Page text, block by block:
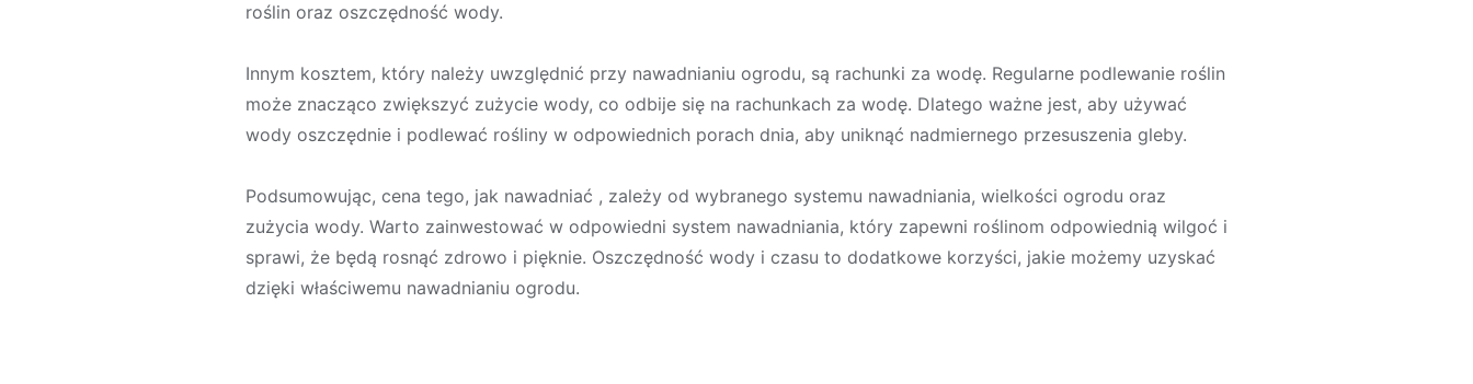
roślin oraz oszczędność wody.
Innym kosztem, który należy uwzględnić przy nawadnianiu ogrodu, są rachunki za wodę. Regularne podlewanie roślin
może znacząco zwiększyć zużycie wody, co odbije się na rachunkach za wodę. Dlatego ważne jest, aby używać
wody oszczędnie i podlewać rośliny w odpowiednich porach dnia, aby uniknąć nadmiernego przesuszenia gleby.
Podsumowując, cena tego, jak nawadniać , zależy od wybranego systemu nawadniania, wielkości ogrodu oraz
zużycia wody. Warto zainwestować w odpowiedni system nawadniania, który zapewni roślinom odpowiednią wilgoć i
sprawi, że będą rosnąć zdrowo i pięknie. Oszczędność wody i czasu to dodatkowe korzyści, jakie możemy uzyskać
dzięki właściwemu nawadnianiu ogrodu.